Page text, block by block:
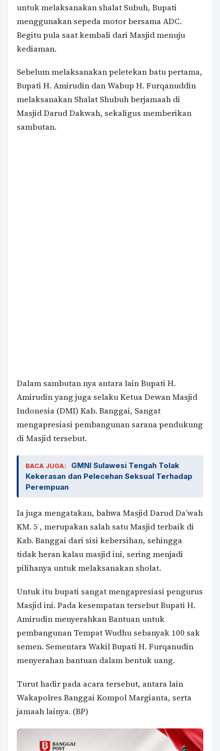
untuk melaksanakan shalat Subuh, Bupati
menggunakan sepeda motor bersama ADC.
Begitu pula saat kembali dari Masjid menuju
kediaman.
Sebelum melaksanakan peletekan batu pertama,
Bupati H. Amirudin dan Wabup H. Furqanuddin
melaksanakan Shalat Shubuh berjamaah di
Masjid Darud Dakwah, sekaligus memberikan
sambutan.
Dalam sambutan nya antara lain Bupati H.
Amirudin yang juga selaku Ketua Dewan Masjid
Indonesia (DMI) Kab. Banggai, Sangat
mengapresiasi pembangunan sarana pendukung
di Masjid tersebut.
BACA JUGA:
GMNI Sulawesi Tengah Tolak
Kekerasan dan Pelecehan Seksual Terhadap
Perempuan
Ia juga mengatakan, bahwa Masjid Darud Da’wah
KM. 5 , merupakan salah satu Masjid terbaik di
Kab. Banggai dari sisi kebersihan, sehingga
tidak heran kalau masjid ini, sering menjadi
pilihanya untuk melaksanakan sholat.
Untuk itu bupati sangat mengapresiasi pengurus
Masjid ini. Pada kesempatan tersebut Bupati H.
Amirudin menyerahkan Bantuan untuk
pembangunan Tempat Wudhu sebanyak 100 sak
semen. Sementara Wakil Bupati H. Furqanudin
menyerahan bantuan dalam bentuk uang.
Turut hadir pada acara tersebut, antara lain
Wakapolres Banggai Kompol Margianta, serta
jamaah lainya. (BP)